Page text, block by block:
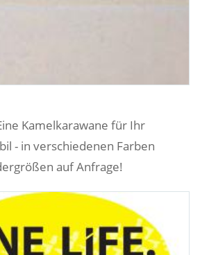
Kamelkarawane für Ihr
- in verschiedenen Farben
auf Anfrage!